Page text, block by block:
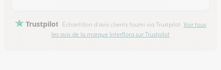
Trustpilot Échantillon d'avis clients fourni via Trustpilot. Voir tous
les avis de la marque Interflora sur Trustpilot